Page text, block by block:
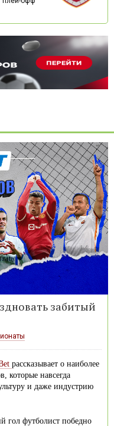
забитый
рассказывает о наиболее
которые навсегда
и даже индустрию
гол футболист победно